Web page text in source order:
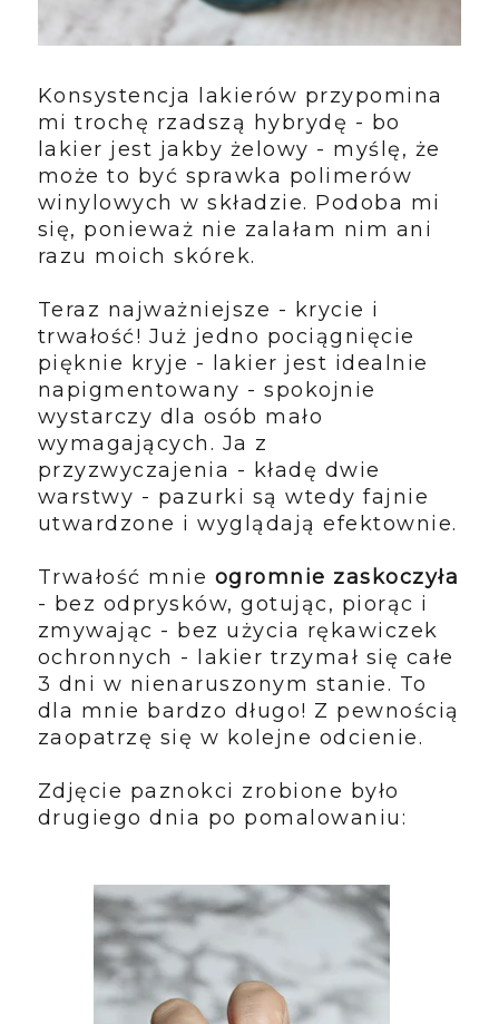
Konsystencja lakierów przypomina
mi trochę rzadszą hybrydę - bo
lakier jest jakby żelowy - myślę, że
może to być sprawka polimerów
winylowych w składzie. Podoba mi
się, ponieważ nie zalałam nim ani
razu moich skórek.
Teraz najważniejsze - krycie i
trwałość! Już jedno pociągnięcie
pięknie kryje - lakier jest idealnie
napigmentowany - spokojnie
wystarczy dla osób mało
wymagających. Ja z
przyzwyczajenia - kładę dwie
warstwy - pazurki są wtedy fajnie
utwardzone i wyglądają efektownie.
Trwałość mnie ogromnie zaskoczyła
- bez odprysków, gotując, piorąc i
zmywając - bez użycia rękawiczek
ochronnych - lakier trzymał się całe
3 dni w nienaruszonym stanie. To
dla mnie bardzo długo! Z pewnością
zaopatrzę się w kolejne odcienie.
Zdjęcie paznokci zrobione było
drugiego dnia po pomalowaniu: